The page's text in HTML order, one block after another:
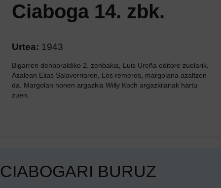
Ciaboga 14. zbk.
Urtea: 1943
Bigarren denboraldiko 2. zenbakia, Luis Ureña editore zuelarik.
Azalean Elias Salaverriaren, Los remeros, margolana azaltzen
da. Margolan honen argazkia Willy Koch argazkilariak hartu
zuen.
CIABOGARI BURUZ